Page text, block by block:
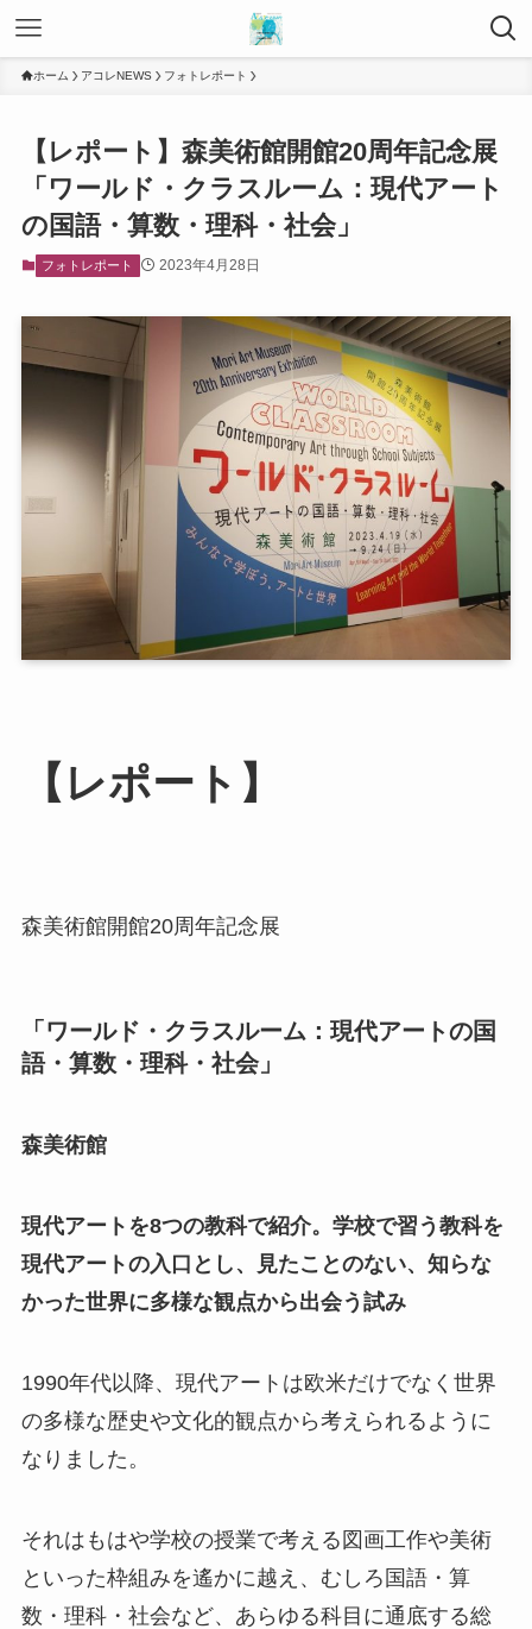
ホーム アコレNEWS フォトレポート
【レポート】森美術館開館20周年記念展
「ワールド・クラスルーム：現代アート
の国語・算数・理科・社会」
フォトレポート 2023年4月28日
【レポート】
森美術館開館20周年記念展
「ワールド・クラスルーム：現代アートの国
語・算数・理科・社会」
森美術館
現代アートを8つの教科で紹介。学校で習う教科を
現代アートの入口とし、見たことのない、知らな
かった世界に多様な観点から出会う試み
1990年代以降、現代アートは欧米だけでなく世界
の多様な歴史や文化的観点から考えられるように
なりました。
それはもはや学校の授業で考える図画工作や美術
といった枠組みを遙かに越え、むしろ国語・算
数・理科・社会など、あらゆる科目に通底する総